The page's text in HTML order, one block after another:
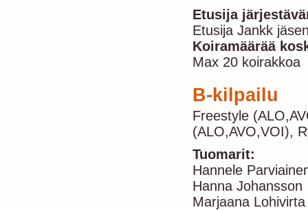
Etusija
Etusija Jankk
Koiramäärää
Max 20 koirakkoa
B-kilpailu
Freestyle
(ALO,AVO,VOI),
Tuomarit:
Hannele
Hanna Johansson
Marjaana